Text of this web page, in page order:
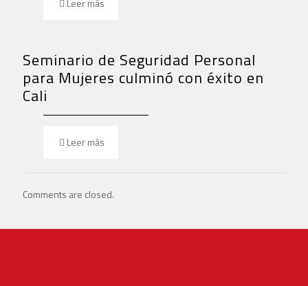
Leer más
Seminario de Seguridad Personal
para Mujeres culminó con éxito en
Cali
Leer más
Comments are closed.